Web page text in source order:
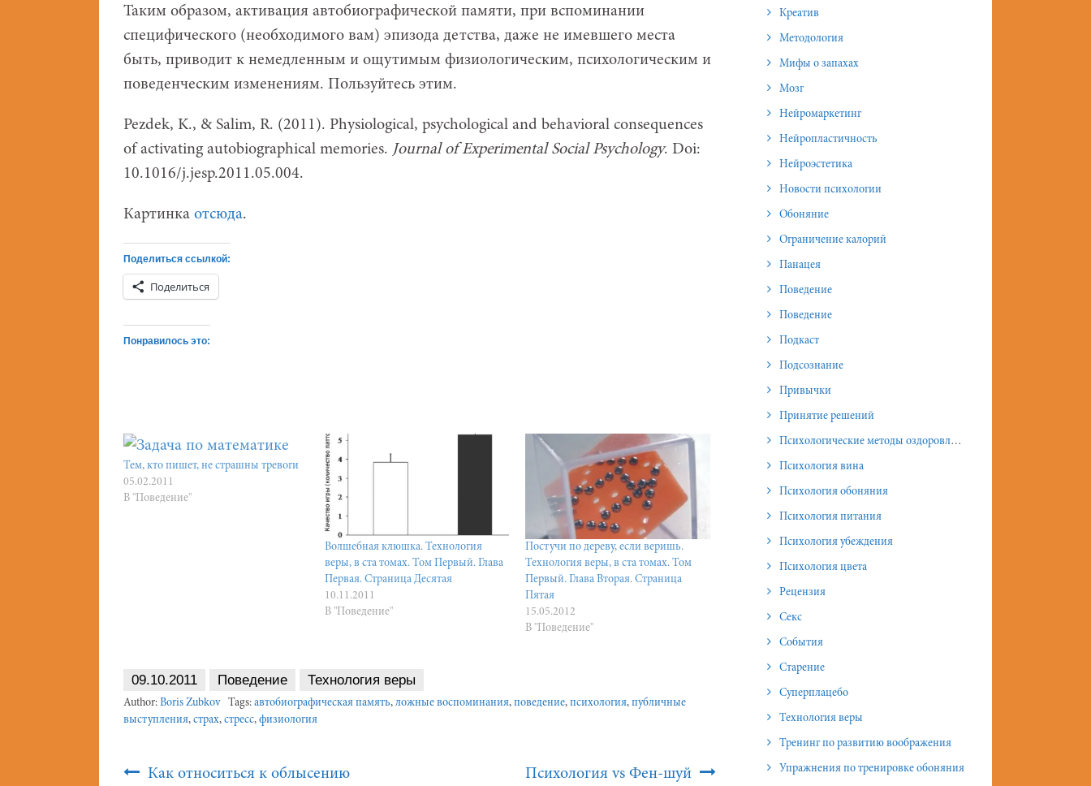
Таким образом, активация автобиографической памяти, при вспоминании
специфического (необходимого вам) эпизода детства, даже не имевшего места
быть, приводит к немедленным и ощутимым физиологическим, психологическим и
поведенческим изменениям. Пользуйтесь этим.
Pezdek, K., & Salim, R. (2011). Physiological, psychological and behavioral consequences
of activating autobiographical memories. Journal of Experimental Social Psychology. Doi:
10.1016/j.jesp.2011.05.004.
Картинка отсюда.
Поделиться ссылкой:
Поделиться
Понравилось это:
Тем, кто пишет, не страшны тревоги
05.02.2011
В "Поведение"
Волшебная клюшка. Технология
веры, в ста томах. Том Первый. Глава
Первая. Страница Десятая
10.11.2011
В "Поведение"
Постучи по дереву, если веришь.
Технология веры, в ста томах. Том
Первый. Глава Вторая. Страница
Пятая
15.05.2012
В "Поведение"
09.10.2011 Поведение Технология веры
Author: Boris Zubkov Tags: автобиографическая память, ложные воспоминания, поведение, психология, публичные
выступления, страх, стресс, физиология
PostКак относиться к облысению Психология vs Фен-шуй
Креатив
Методология
Мифы о запахах
Мозг
Нейромаркетинг
Нейропластичность
Нейроэстетика
Новости психологии
Обоняние
Ограничение калорий
Панацея
Поведение
Поведение
Подкаст
Подсознание
Привычки
Принятие решений
Психологические методы оздоровления и омоложения
Психология вина
Психология обоняния
Психология питания
Психология убеждения
Психология цвета
Рецензия
Секс
События
Старение
Суперплацебо
Технология веры
Тренинг по развитию воображения
Упражнения по тренировке обоняния